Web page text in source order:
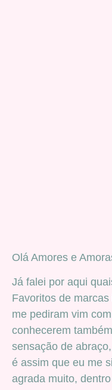
Olá Amores e
Já falei por aqui
Favoritos de
me pediram vim
conhecerem
sensação de
é assim que eu me
agrada muito,